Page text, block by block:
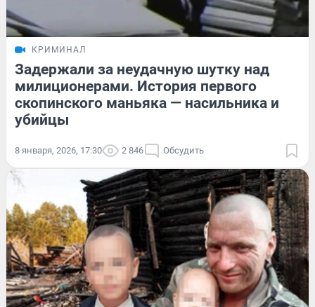
КРИМИНАЛ
Задержали за неудачную шутку над
милиционерами. История первого
скопинского маньяка — насильника и
убийцы
8 января, 2026, 17:30 2 846 Обсудить